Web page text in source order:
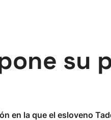
su
en la que el esloveno